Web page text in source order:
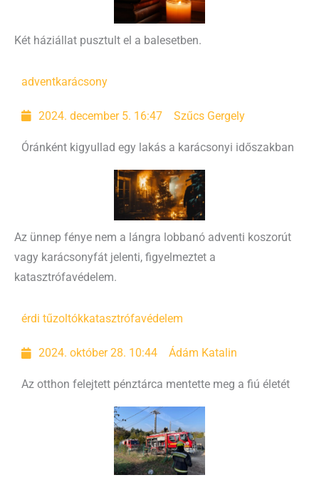
Két háziállat pusztult el a balesetben.
adventkarácsony
2024. december 5. 16:47 Szűcs Gergely
Óránként kigyullad egy lakás a karácsonyi időszakban
Az ünnep fénye nem a lángra lobbanó adventi koszorút
vagy karácsonyfát jelenti, figyelmeztet a
katasztrófavédelem.
érdi tűzoltókkatasztrófavédelem
2024. október 28. 10:44 Ádám Katalin
Az otthon felejtett pénztárca mentette meg a fiú életét